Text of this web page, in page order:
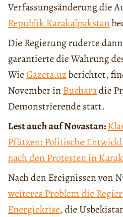
Verfassungsänderung die
Republik Karakalpakstan
Die Regierung ruderte
garantierte die Wahrung
WieGazeta.uzberichtet,
November inBucharadie
Demonstrierende statt.
Lest auch auf Novastan:
Pfützen: Politische
nach den Protesten in
Nach den Ereignissen von
weiteres Problem die
Energiekrise, die